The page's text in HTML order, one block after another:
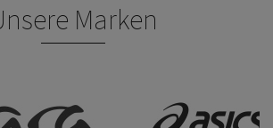
Marken